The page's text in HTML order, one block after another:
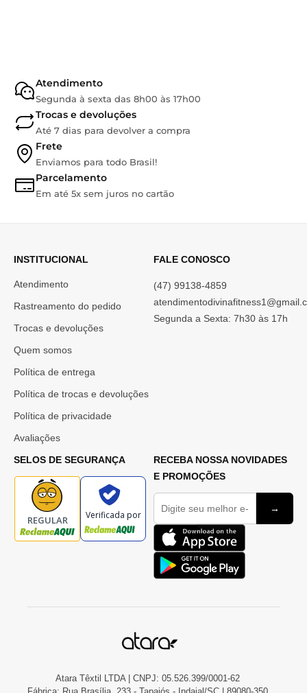
Atendimento
Segunda à sexta das 8h00 às 17h00
Trocas e devoluções
Até 7 dias para devolver a compra
Frete
Enviamos para todo Brasil!
Parcelamento
Em até 5x sem juros no cartão
INSTITUCIONAL
Atendimento
Rastreamento do pedido
Trocas e devoluções
Quem somos
Política de entrega
Política de trocas e devoluções
Política de privacidade
Avaliações
FALE CONOSCO
(47) 99138-4859
Segunda a Sexta: 7h30 às 17h
SELOS DE SEGURANÇA
REGULAR Verificada por
RECEBA NOSSA NOVIDADES
E PROMOÇÕES
→
Atara Têxtil LTDA | CNPJ: 05.526.399/0001-62